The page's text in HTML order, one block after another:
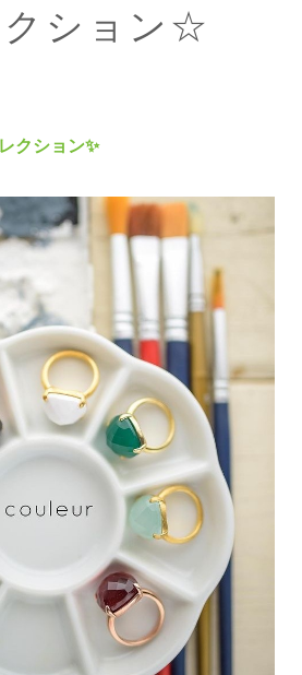
クション☆
クション✨